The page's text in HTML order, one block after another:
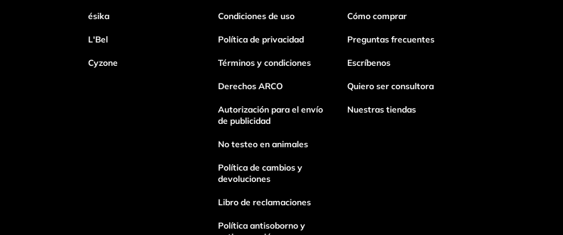
Escribe un comentario
Enviar Comentario
ésika
L'Bel
Cyzone
Condiciones de uso
Política de privacidad
Términos y condiciones
Derechos ARCO
Autorización para el envío
de publicidad
No testeo en animales
Política de cambios y
devoluciones
Libro de reclamaciones
Política antisoborno y
Cómo comprar
Preguntas frecuentes
Escríbenos
Quiero ser consultora
Nuestras tiendas